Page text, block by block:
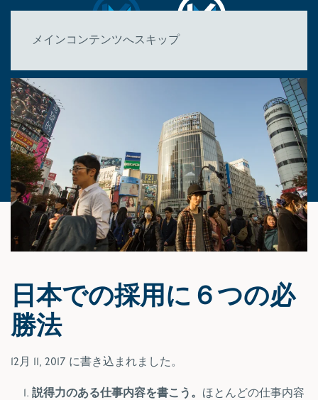
メインコンテンツへスキップ
日本での採用に６つの必
勝法
12月 11, 2017 に書き込まれました。
説得力のある仕事内容を書こう。 ほとんどの仕事内容